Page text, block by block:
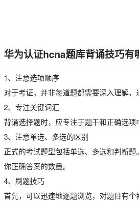
华为认证hcna题库背诵技巧有
1、注意选项顺序
对于考证，并非每道题都需要深入理解
2、专注关键词汇
背诵选择题时，应专注于题干和正确选项
3、注意单选、多选的区别
正式的考试题型包括单选、多选和判断
你正确答案的数量。
4、刷题技巧
首先，可以迅速地逐题浏览，对题目有个